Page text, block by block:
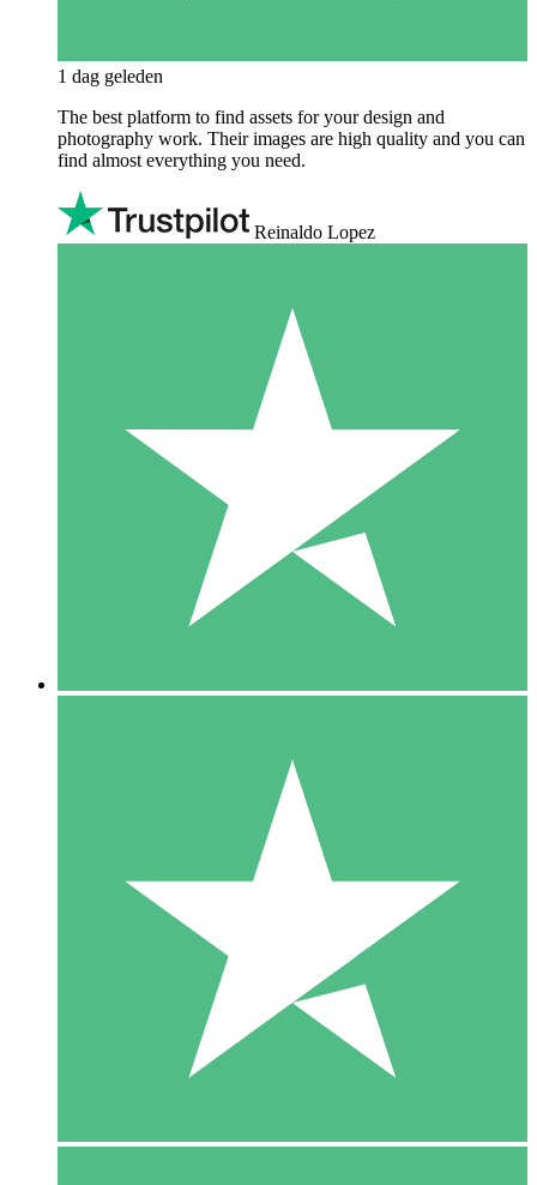
1 dag geleden
The best platform to find assets for your design and
photography work. Their images are high quality and you can
find almost everything you need.
Reinaldo Lopez